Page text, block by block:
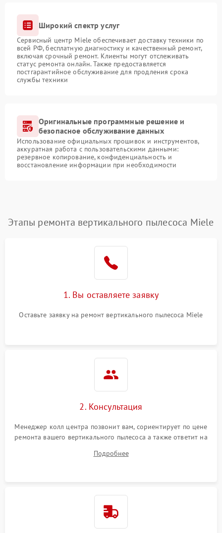
Широкий спектр услуг
Сервисный центр Miele обеспечивает доставку техники по
всей РФ, бесплатную диагностику и качественный ремонт,
включая срочный ремонт. Клиенты могут отслеживать
статус ремонта онлайн. Также предоставляется
постгарантийное обслуживание для продления срока
службы техники
Оригинальные программные решение и
безопасное обслуживание данных
Использование официальных прошивок и инструментов,
аккуратная работа с пользовательскими данными:
резервное копирование, конфиденциальность и
восстановление информации при необходимости
Этапы ремонта вертикального пылесоса Miele
1. Вы оставляете заявку
Оставьте заявку на ремонт вертикального пылесоса Miele
2. Консультация
Менеджер колл центра позвонит вам, сориентирует по цене
ремонта вашего вертикального пылесоса а также ответит на
Подробнее